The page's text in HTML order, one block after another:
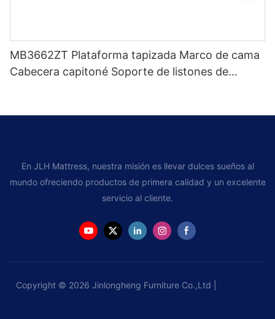
MB3662ZT Plataforma tapizada Marco de cama
Cabecera capitoné Soporte de listones de
En JLH Mattress, nuestra misión es llevar dulces sueños al
mundo ofreciendo productos de primera calidad y un excelente
servicio al cliente.
Copyright © 2026 Jinlongheng Furniture Co.,Ltd |